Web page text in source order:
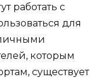
работать с
для
которым
существует